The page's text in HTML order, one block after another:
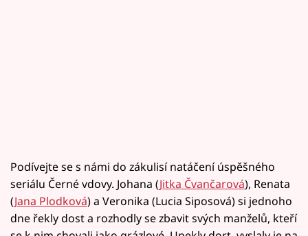
Podívejte se s námi do zákulisí natáčení úspěšného
seriálu Černé vdovy. Johana (Jitka Čvančarová), Renata
(Jana Plodková) a Veronika (Lucia Siposová) si jednoho
dne řekly dost a rozhodly se zbavit svých manželů, kteří